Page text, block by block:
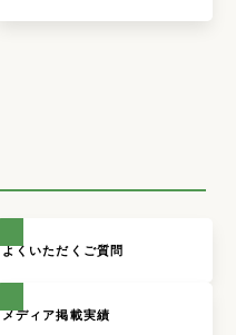
よくいただくご質問
メディア掲載実績